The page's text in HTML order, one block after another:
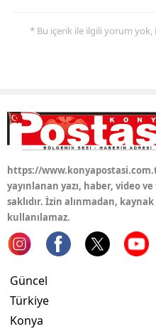
* Bu içerik ile ilgili yorum yok,
https://
yayınlanan yazı, haber, video
saklıdır. İzin alınmadan,
kullanılamaz.
Güncel
Türkiye
Konya